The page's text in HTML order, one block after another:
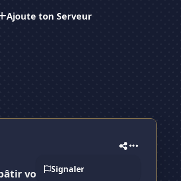
Ajoute ton Serveur
Signaler
votre empire